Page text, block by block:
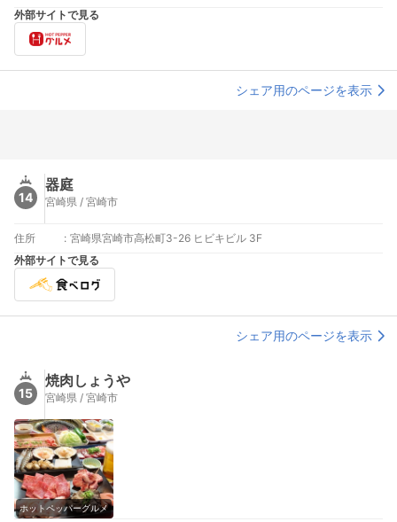
外部サイトで見る
シェア用のページを表示
14
器庭
宮崎県 / 宮崎市
住所 : 宮崎県宮崎市高松町3-26 ヒビキビル 3F
外部サイトで見る
シェア用のページを表示
15
焼肉しょうや
宮崎県 / 宮崎市
ホットペッパーグルメ